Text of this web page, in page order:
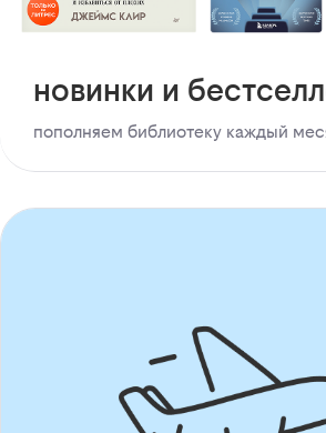
новинки и
пополняем библиотеку каждый